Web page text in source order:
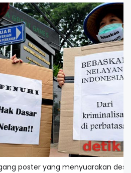
poster yang menyuarakan